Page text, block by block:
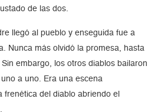
de las dos.
llegó al pueblo y enseguida fue a
Nunca más olvidó la promesa, hasta
embargo, los otros diablos bailaron
a uno. Era una escena
frenética del diablo abriendo el